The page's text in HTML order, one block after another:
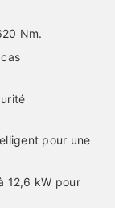
Nm.
pour une
12,6 kW pour